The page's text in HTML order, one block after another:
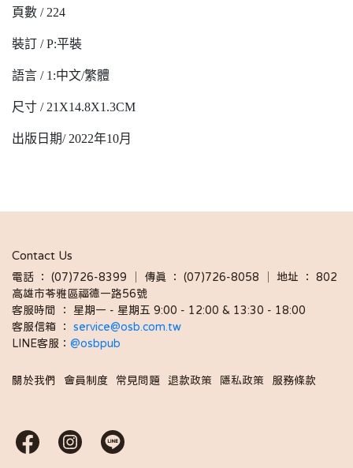
頁數 / 224
裝訂 / P:平裝
語言 / 1:中文/繁體
尺寸 / 21X14.8X1.3CM
出版日期/ 2022年10月
Contact Us
電話 ： (07)726-8399 │ 傳真 ： (07)726-8058 │ 地址 ： 802
高雄市苓雅區福德一路56號
客服時間 ： 星期一 - 星期五 9:00 - 12:00 & 13:30 - 18:00
客服信箱 ： service@osb.com.tw
LINE客服： @osbpub
關於我們 會員制度 常見問題 退款政策 隱私政策 服務條款